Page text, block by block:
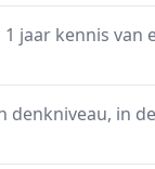
jaar kennis van
denkniveau, in